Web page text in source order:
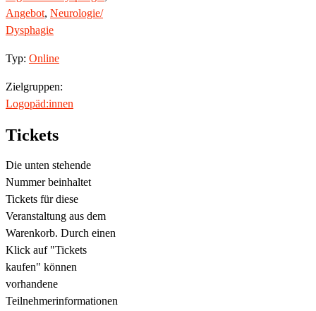
Angebot, Neurologie/
Dysphagie
Typ: Online
Zielgruppen:
Logopäd:innen
Tickets
Die unten stehende
Nummer beinhaltet
Tickets für diese
Veranstaltung aus dem
Warenkorb. Durch einen
Klick auf "Tickets
kaufen" können
vorhandene
Teilnehmerinformationen